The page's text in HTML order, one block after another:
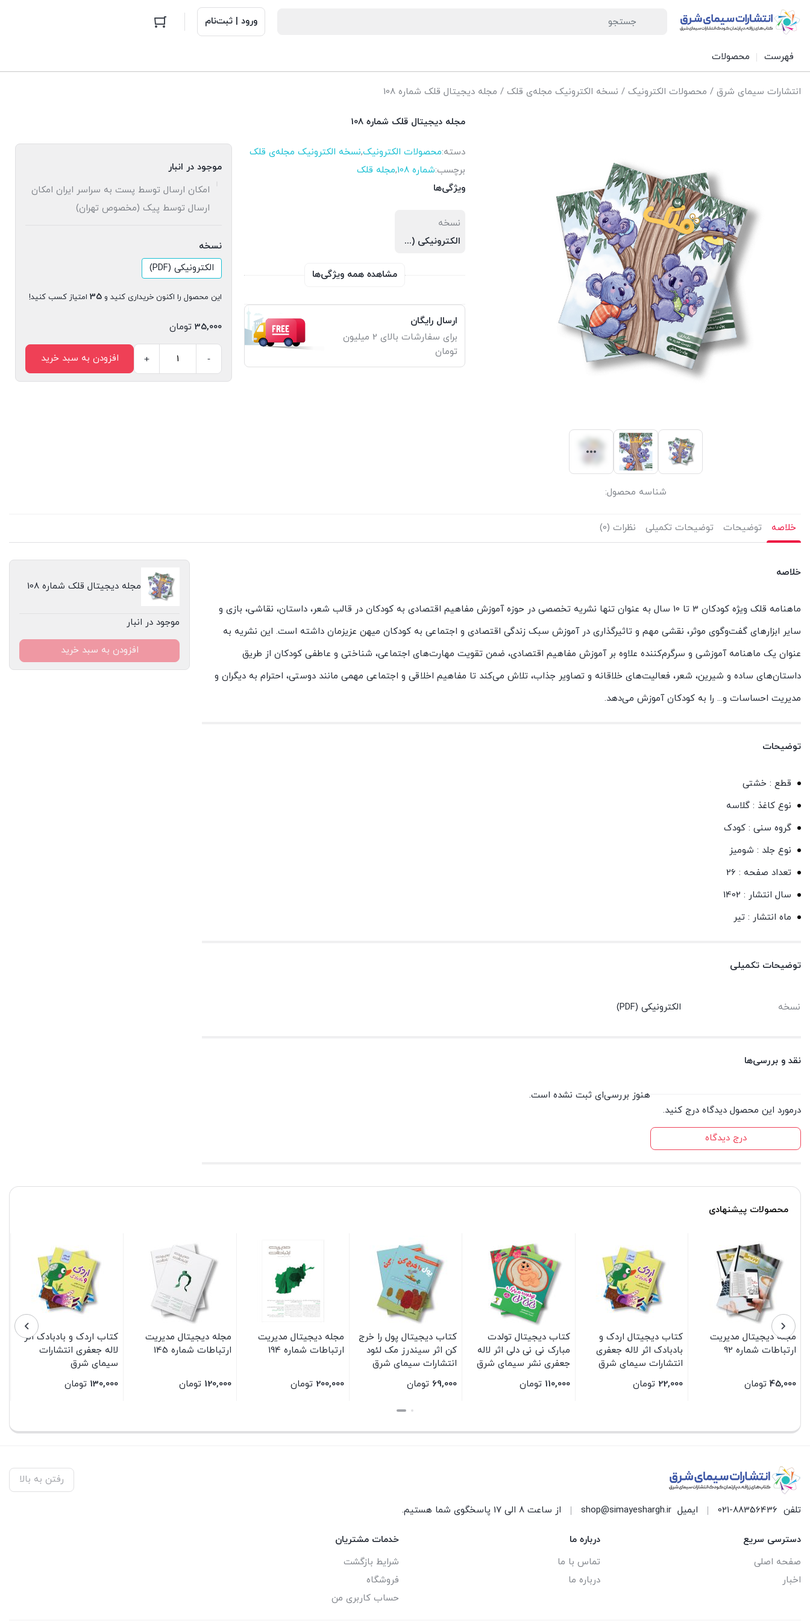
ورود | ثبت‌نام
فهرست محصولات
انتشارات سیمای شرق / محصولات الکترونیک / نسخه الکترونیک مجله‌ی قلک / مجله دیجیتال قلک شماره 108
شناسه محصول:
مجله دیجیتال قلک شماره 108
دسته:محصولات الکترونیک,نسخه الکترونیک مجله‌ی قلک
برچسب:شماره 108 ,مجله قلک
ویژگی‌ها
نسخه
الکترونیکی (PDF)
مشاهده همه ویژگی‌ها
ارسال رایگان
برای سفارشات بالای 2 میلیون
تومان
موجود در انبار
امکان ارسال توسط پست به سراسر ایران امکان
ارسال توسط پیک (مخصوص تهران)
نسخه
الکترونیکی (PDF)
این محصول را اکنون خریداری کنید و 35 امتیاز کسب کنید!
35,000 تومان
دیجیتال
-
+ افزودن به سبد خرید
خلاصه توضیحات توضیحات تکمیلی نظرات (0)
خلاصه
ماهنامه قلک ویژه کودکان 3 تا 10 سال به عنوان تنها نشریه تخصصی در حوزه آموزش مفاهیم اقتصادی به کودکان در قالب شعر، داستان، نقاشی، بازی و
سایر ابزارهای گفت‌وگوی موثر، نقشی مهم و تاثیرگذاری در آموزش سبک زندگی اقتصادی و اجتماعی به کودکان میهن عزیزمان داشته است. این نشریه به
عنوان یک ماهنامه آموزشی و سرگرم‌کننده علاوه بر آموزش مفاهیم اقتصادی، ضمن تقویت مهارت‌های اجتماعی، شناختی و عاطفی کودکان از طریق
داستان‌های ساده و شیرین، شعر، فعالیت‌های خلاقانه و تصاویر جذاب، تلاش می‌کند تا مفاهیم اخلاقی و اجتماعی مهمی مانند دوستی، احترام به دیگران و
مدیریت احساسات و... را به کودکان آموزش می‌دهد.
توضیحات
قطع : خشتی
نوع کاغذ : گلاسه
گروه سنی : کودک
نوع جلد : شومیز
تعداد صفحه : 26
سال انتشار : 1402
ماه انتشار : تیر
توضیحات تکمیلی
نسخه الکترونیکی (PDF)
نقد و بررسی‌ها
درمورد این محصول دیدگاه درج کنید.
درج دیدگاه
هنوز بررسی‌ای ثبت نشده است.
مجله دیجیتال قلک شماره 108
موجود در انبار
افزودن به سبد خرید
محصولات پیشنهادی
مجله دیجیتال مدیریت
ارتباطات شماره 92
45,000 تومان
کتاب دیجیتال اردک و
بادبادک اثر لاله جعفری
انتشارات سیمای شرق
22,000 تومان
کتاب دیجیتال تولدت
مبارک نی نی دلی اثر لاله
جعفری نشر سیمای شرق
110,000 تومان
کتاب دیجیتال پول را خرج
کن اثر سیندرز مک لئود
انتشارات سیمای شرق
69,000 تومان
مجله دیجیتال مدیریت
ارتباطات شماره 194
200,000 تومان
مجله دیجیتال مدیریت
ارتباطات شماره 145
120,000 تومان
کتاب اردک و بادبادک اثر
لاله جعفری انتشارات
سیمای شرق
130,000 تومان
رفتن به بالا
تلفن 021-88356436 ایمیل shop@simayeshargh.ir از ساعت 8 الی 17 پاسخگوی شما هستیم.
دسترسی سریع
صفحه اصلی
اخبار
درباره ما
تماس با ما
درباره ما
خدمات مشتریان
شرایط بازگشت
فروشگاه
حساب کاربری من